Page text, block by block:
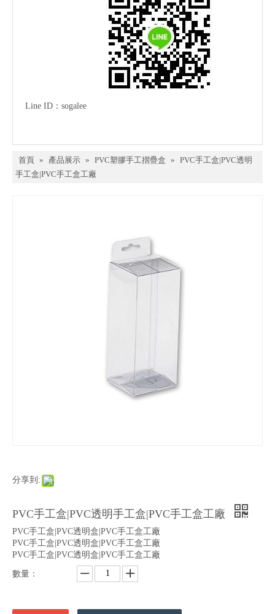
Line ID ： sogalee
首頁 » 產品展示 » PVC塑膠手工摺疊盒 » PVC手工盒|PVC透明
手工盒|PVC手工盒工廠
分享到:
PVC手工盒|PVC透明手工盒|PVC手工盒工廠
PVC手工盒|PVC透明盒|PVC手工盒工廠
PVC手工盒|PVC透明盒|PVC手工盒工廠
PVC手工盒|PVC透明盒|PVC手工盒工廠
數量：